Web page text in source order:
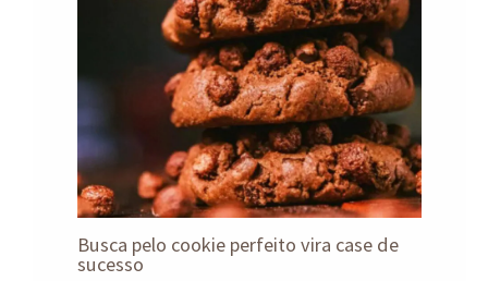
Busca pelo cookie perfeito vira case de
sucesso